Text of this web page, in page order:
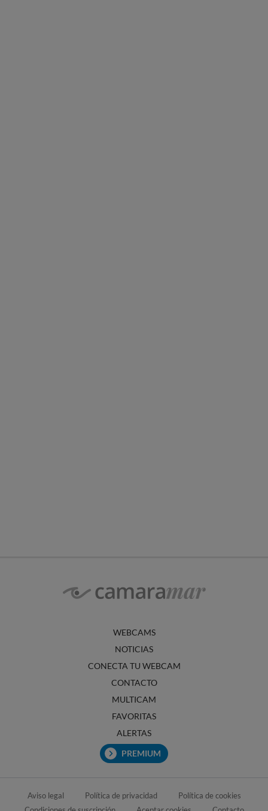
WEBCAMS
NOTICIAS
CONECTA TU WEBCAM
CONTACTO
MULTICAM
FAVORITAS
ALERTAS
PREMIUM
Aviso legal Política de privacidad
Política de cookies